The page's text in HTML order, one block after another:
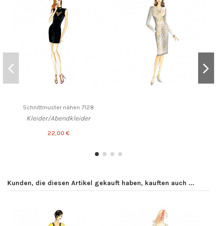
Schnittmuster nähen 7128
Kleider/Abendkleider
22,00 €
Kunden, die diesen Artikel gekauft haben, kauften auch ...